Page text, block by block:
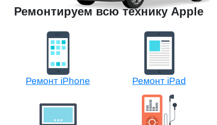
Ремонтируем всю технику Apple
Ремонт iPhone Ремонт iPad